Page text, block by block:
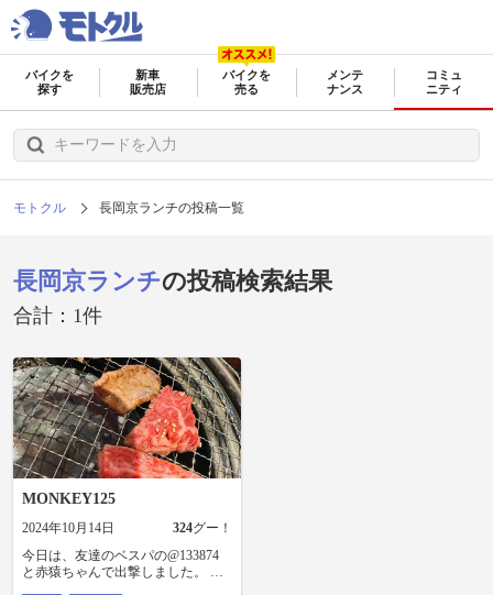
バイクを
探す
新車
販売店
バイクを
売る
メンテ
ナンス
コミュ
ニティ
モトクル 長岡京ランチの投稿一覧
長岡京ランチの投稿検索結果
合計：1件
MONKEY125
2024年10月14日 324グー！
今日は、友達のベスパの@133874
と赤猿ちゃんで出撃しました。 向